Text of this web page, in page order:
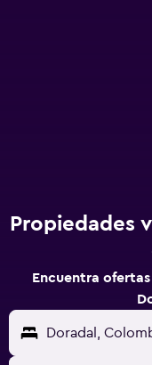
Propiedades
Encuentra
Doradal,